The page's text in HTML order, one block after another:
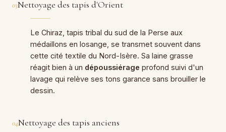
03Nettoyage des tapis d'Orient
Le Chiraz, tapis tribal du sud de la Perse aux
médaillons en losange, se transmet souvent dans
cette cité textile du Nord-Isère. Sa laine grasse
réagit bien à un dépoussiérage profond suivi d'un
lavage qui relève ses tons garance sans brouiller le
dessin.
04Nettoyage des tapis anciens